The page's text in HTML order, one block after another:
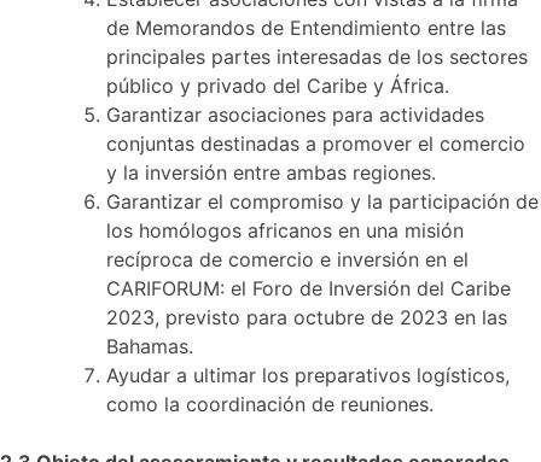
de Memorandos de Entendimiento entre las
principales partes interesadas de los sectores
público y privado del Caribe y África.
Garantizar asociaciones para actividades
conjuntas destinadas a promover el comercio
y la inversión entre ambas regiones.
Garantizar el compromiso y la participación de
los homólogos africanos en una misión
recíproca de comercio e inversión en el
CARIFORUM: el Foro de Inversión del Caribe
2023, previsto para octubre de 2023 en las
Bahamas.
Ayudar a ultimar los preparativos logísticos,
como la coordinación de reuniones.